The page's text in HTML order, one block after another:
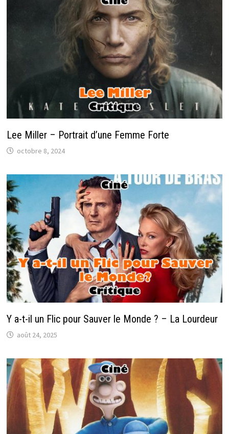
Lee Miller – Portrait d’une Femme Forte
octobre 8, 2024
Y a-t-il un Flic pour Sauver le Monde ? – La Lourdeur
août 24, 2025